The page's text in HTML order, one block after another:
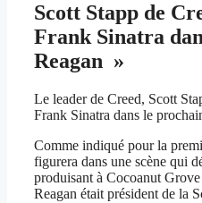
Scott Stapp de
Frank Sinatra
Reagan »
Le leader de Creed, Scott
Frank Sinatra dans le
Comme indiqué pour la
figurera dans une scène qui
produisant à Cocoanut
Reagan était président de la